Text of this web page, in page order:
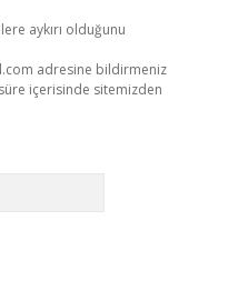
aykırı olduğunu
adresine bildirmeniz
içerisinde sitemizden